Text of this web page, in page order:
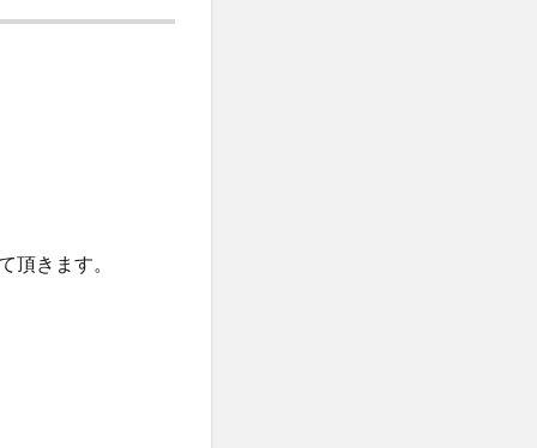
頂きます。